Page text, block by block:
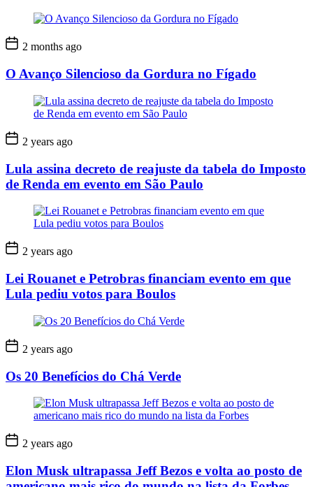
2 months ago
O Avanço Silencioso da Gordura no Fígado
2 years ago
Lula assina decreto de reajuste da tabela do Imposto
de Renda em evento em São Paulo
2 years ago
Lei Rouanet e Petrobras financiam evento em que
Lula pediu votos para Boulos
2 years ago
Os 20 Benefícios do Chá Verde
2 years ago
Elon Musk ultrapassa Jeff Bezos e volta ao posto de